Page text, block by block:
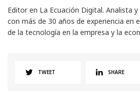
Editor en La Ecuación Digital. Analista
con más de 30 años de experiencia en
de la tecnología en la empresa y la
TWEET SHARE